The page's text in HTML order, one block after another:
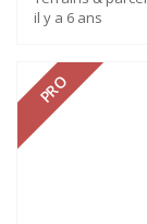
il y a 6 ans
PRO